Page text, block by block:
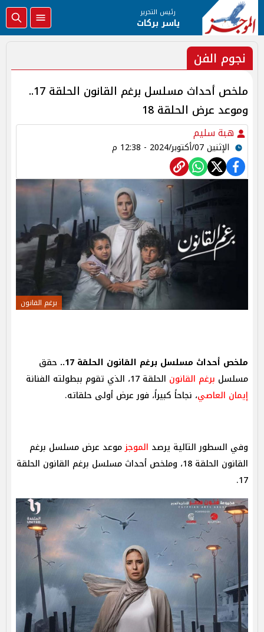
رئيس التحرير
ياسر بركات
نجوم الفن
ملخص أحداث مسلسل برغم القانون الحلقة 17..
وموعد عرض الحلقة 18
هبة سليم
الإثنين 07/أكتوبر/2024 - 12:38 م
برغم القانون
ملخص أحداث مسلسل برغم القانون الحلقة 17..
حقق
مسلسل برغم القانون الحلقة 17، الذي تقوم ببطولته الفنانة
إيمان العاصي، نجاحاً كبيراً، فور عرض أولى حلقاته.
وفي السطور التالية يرصد الموجزموعد عرض مسلسل برغم
القانون الحلقة 18، وملخص أحداث مسلسل برغم القانون الحلقة
17.